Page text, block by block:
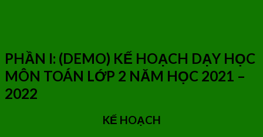
PHẦN I: (DEMO) KẾ HOẠCH DẠY HỌC
MÔN TOÁN LỚP 2 NĂM HỌC 2021 –
2022
KẾ HOẠCH